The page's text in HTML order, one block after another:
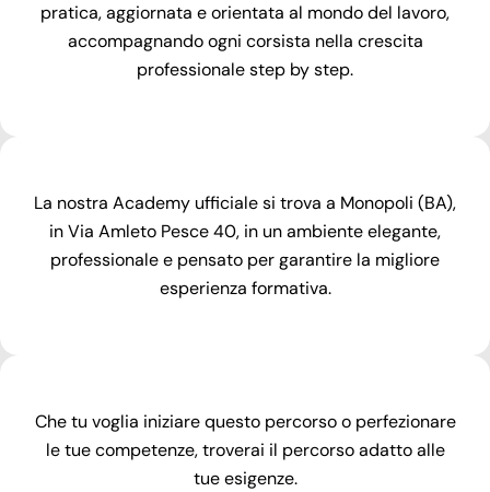
pratica, aggiornata e orientata al mondo del lavoro,
accompagnando ogni corsista nella crescita
professionale step by step.
La nostra Academy ufficiale si trova a Monopoli (BA),
in Via Amleto Pesce 40, in un ambiente elegante,
professionale e pensato per garantire la migliore
esperienza formativa.
Che tu voglia iniziare questo percorso o perfezionare
le tue competenze, troverai il percorso adatto alle
tue esigenze.